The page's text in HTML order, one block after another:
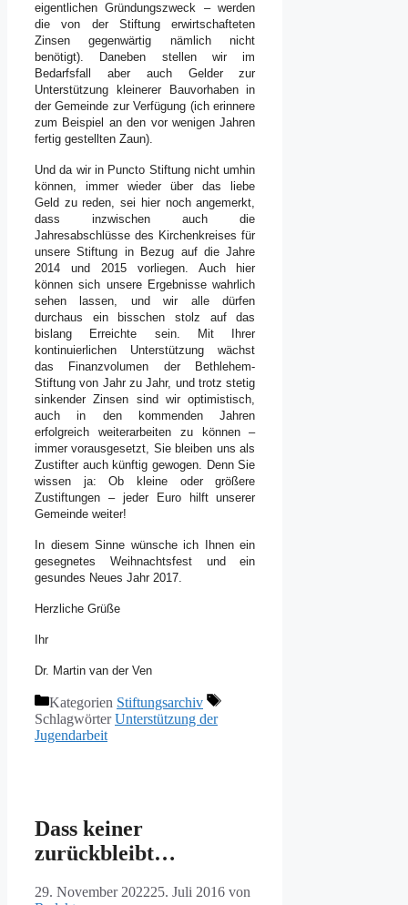
eigentlichen Gründungszweck – werden
die von der Stiftung erwirtschafteten
Zinsen gegenwärtig nämlich nicht
benötigt). Daneben stellen wir im
Bedarfsfall aber auch Gelder zur
Unterstützung kleinerer Bauvorhaben in
der Gemeinde zur Verfügung (ich erinnere
zum Beispiel an den vor wenigen Jahren
fertig gestellten Zaun).
Und da wir in Puncto Stiftung nicht umhin
können, immer wieder über das liebe
Geld zu reden, sei hier noch angemerkt,
dass inzwischen auch die
Jahresabschlüsse des Kirchenkreises für
unsere Stiftung in Bezug auf die Jahre
2014 und 2015 vorliegen. Auch hier
können sich unsere Ergebnisse wahrlich
sehen lassen, und wir alle dürfen
durchaus ein bisschen stolz auf das
bislang Erreichte sein. Mit Ihrer
kontinuierlichen Unterstützung wächst
das Finanzvolumen der Bethlehem-
Stiftung von Jahr zu Jahr, und trotz stetig
sinkender Zinsen sind wir optimistisch,
auch in den kommenden Jahren
erfolgreich weiterarbeiten zu können –
immer vorausgesetzt, Sie bleiben uns als
Zustifter auch künftig gewogen. Denn Sie
wissen ja: Ob kleine oder größere
Zustiftungen – jeder Euro hilft unserer
Gemeinde weiter!
In diesem Sinne wünsche ich Ihnen ein
gesegnetes Weihnachtsfest und ein
gesundes Neues Jahr 2017.
Herzliche Grüße
Ihr
Dr. Martin van der Ven
Kategorien Stiftungsarchiv
SchlagwörterUnterstützung der
Jugendarbeit
Dass keiner
zurückbleibt…
29. November 202225. Juli 2016 von